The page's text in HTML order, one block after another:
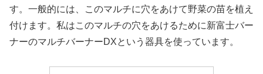
す。一般的には、このマルチに穴をあけて野菜の苗を植え
付けます。私はこのマルチの穴をあけるために新富士バー
ナーのマルチバーナーDXという器具を使っています。